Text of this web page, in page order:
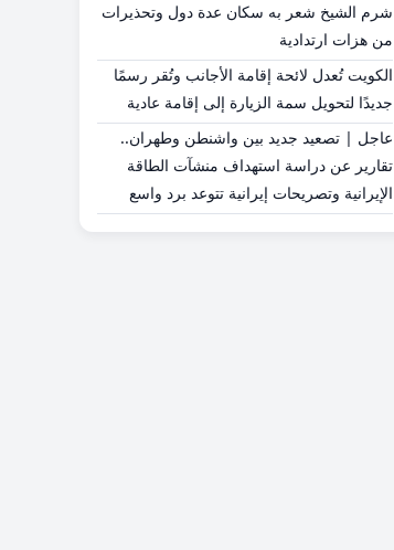
شرم الشيخ شعر به سكان عدة دول وتحذيرات
من هزات ارتدادية
الكويت تُعدل لائحة إقامة الأجانب وتُقر رسمًا
جديدًا لتحويل سمة الزيارة إلى إقامة عادية
عاجل | تصعيد جديد بين واشنطن وطهران..
تقارير عن دراسة استهداف منشآت الطاقة
الإيرانية وتصريحات إيرانية تتوعد برد واسع